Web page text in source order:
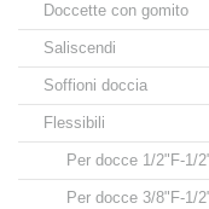
Doccette con gomito
Saliscendi
Soffioni doccia
Flessibili
Per docce 1/2"F-1/
Per docce 3/8"F-1/